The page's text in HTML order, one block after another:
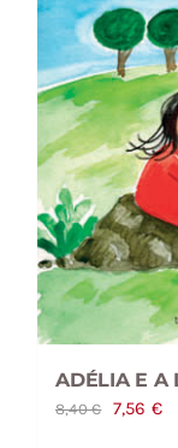
ADÉLIA E A
8,40€
O
7,56 €O